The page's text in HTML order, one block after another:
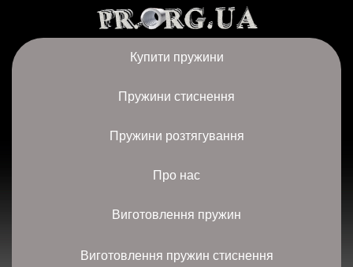
Купити пружини
Пружини стиснення
Пружини розтягування
Про нас
Виготовлення пружин
Виготовлення пружин стиснення